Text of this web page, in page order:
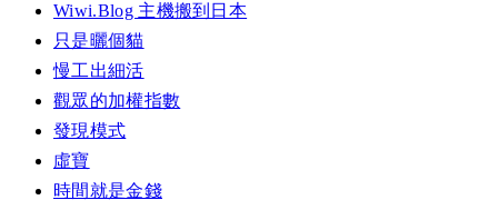
Wiwi.Blog 主機搬到日本
只是曬個貓
慢工出細活
觀眾的加權指數
發現模式
虛寶
時間就是金錢